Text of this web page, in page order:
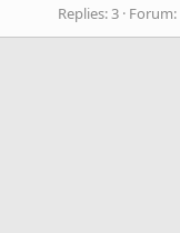
Replies: 3 Forum: